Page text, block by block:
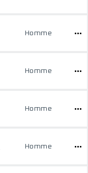
Homme
Homme
Homme
Homme